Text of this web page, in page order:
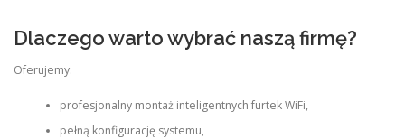
Dlaczego warto wybrać naszą firmę?
Oferujemy:
profesjonalny montaż inteligentnych furtek WiFi,
pełną konfigurację systemu,